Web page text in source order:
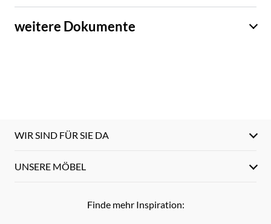
weitere Dokumente
WIR SIND FÜR SIE DA
UNSERE MÖBEL
Finde mehr Inspiration: